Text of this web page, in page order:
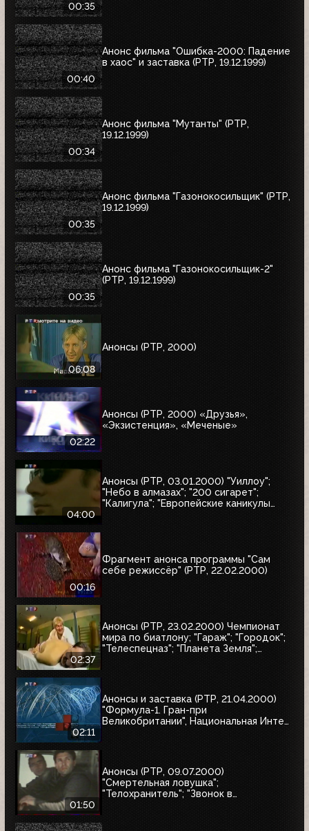
00:35
00:40
Анонс фильма "Ошибка-2000: Падение
в хаос" и заставка (РТР, 19.12.1999)
00:34
Анонс фильма "Мутанты" (РТР,
19.12.1999)
00:35
Анонс фильма "Газонокосильщик" (РТР,
19.12.1999)
00:35
Анонс фильма "Газонокосильщик-2"
(РТР, 19.12.1999)
06:08
Анонсы (РТР, 2000)
02:22
Анонсы (РТР, 2000) «Друзья»,
«Экзистенция», «Меченые»
04:00
Анонсы (РТР, 03.01.2000) "Уиллоу";
"Небо в алмазах"; "200 сигарет";
"Калигула"; "Европейские каникулы
00:16
Фрагмент анонса программы "Сам
себе режиссёр" (РТР, 22.02.2000)
02:37
Анонсы (РТР, 23.02.2000) Чемпионат
мира по биатлону; "Гараж"; "Городок";
"Телеспецназ"; "Планета Земля";
02:11
Анонсы и заставка (РТР, 21.04.2000)
"Формула-1. Гран-при
Великобритании", Национальная Интел
01:50
Анонсы (РТР, 09.07.2000)
"Смертельная ловушка";
"Телохранитель"; "Звонок в